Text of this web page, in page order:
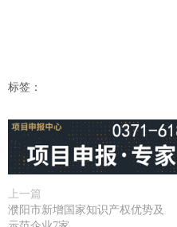
标签：
上一篇
濮阳市新增国家知识产权优势及